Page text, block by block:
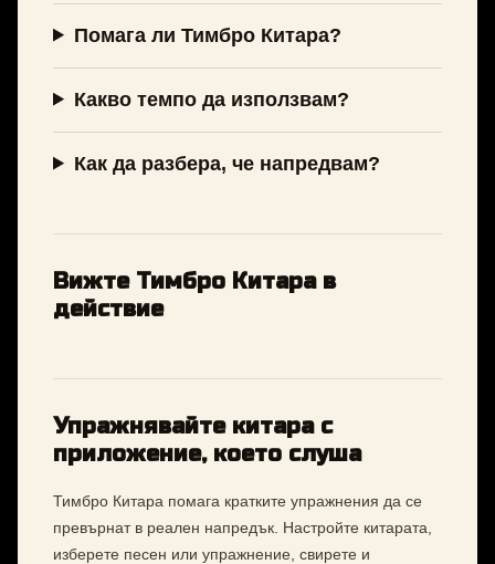
Помага ли Тимбро Китара?
Какво темпо да използвам?
Как да разбера, че напредвам?
Вижте Тимбро Китара в
действие
Упражнявайте китара с
приложение, което слуша
Тимбро Китара помага кратките упражнения да се
превърнат в реален напредък. Настройте китарата,
изберете песен или упражнение, свирете и